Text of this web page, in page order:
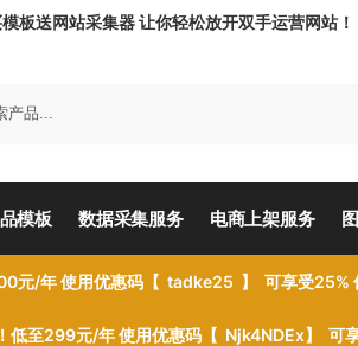
板送网站采集器 让你轻松放开双手运营网站！
模板 数据采集服务 电商上架服务
元/年 使用优惠码【 tadke25 】 可享受25%
低至299元/年 使用优惠码【 Njk4NDEx】 可